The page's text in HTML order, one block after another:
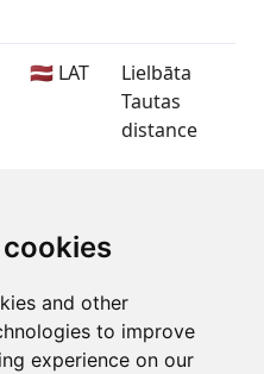
and other
to improve
experience on our
🇱🇻 LAT
Lielbāta
Tautas
distance
—
Bērnu
sacensības